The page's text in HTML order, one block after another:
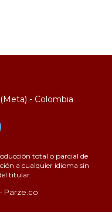
- Colombia
total o parcial de
a cualquier idioma sin
titular.
Parze.co